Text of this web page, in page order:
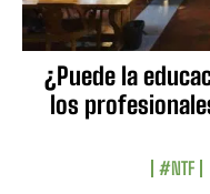
¿Puede la
los
#NTF